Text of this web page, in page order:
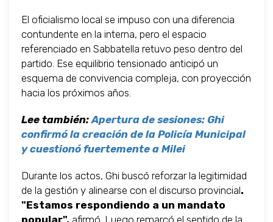
El oficialismo local se impuso con una diferencia
contundente en la interna, pero el espacio
referenciado en Sabbatella retuvo peso dentro del
partido. Ese equilibrio tensionado anticipó un
esquema de convivencia compleja, con proyección
hacia los próximos años.
Lee también:Apertura de sesiones: Ghi
confirmó la creación de la Policía Municipal
y cuestionó fuertemente a Milei
Durante los actos, Ghi buscó reforzar la legitimidad
de la gestión y alinearse con el discurso provincial.
"Estamos respondiendo a un mandato